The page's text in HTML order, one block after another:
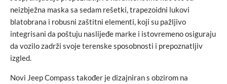
neizbježna maska sa sedam rešetki, trapezoidni lukovi
blatobrana i robusni zaštitni elementi, koji su pažljivo
integrisani da poštuju naslijeđe marke i istovremeno osiguraju
da vozilo zadrži svoje terenske sposobnosti i prepoznatljiv
izgled.
Novi Jeep Compass također je dizajniran s obzirom na